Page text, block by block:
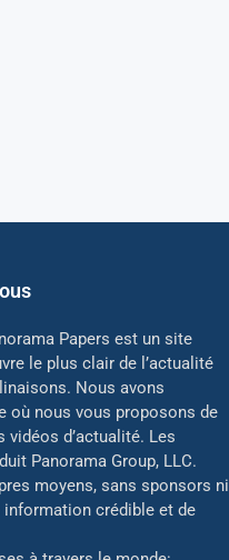
Papers est un site
le plus clair de l’actualité
Nous avons
où nous vous proposons de
vidéos d’actualité. Les
Panorama Group, LLC.
moyens, sans sponsors ni
crédible et de